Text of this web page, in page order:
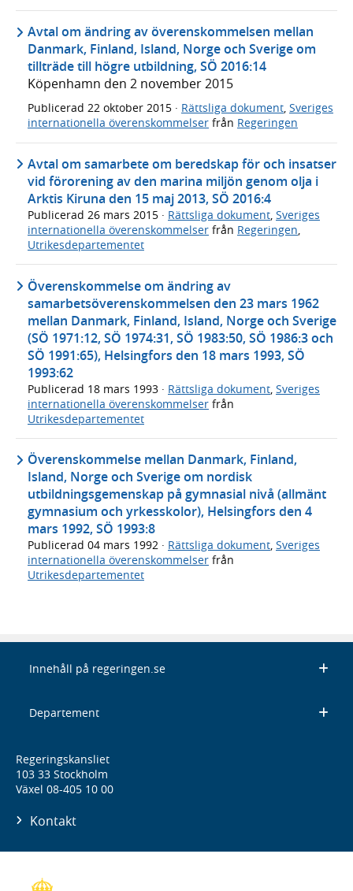
Avtal om ändring av överenskommelsen mellan
Danmark, Finland, Island, Norge och Sverige om
tillträde till högre utbildning, SÖ 2016:14
Köpenhamn den 2 november 2015
Publicerad 22 oktober 2015 · Rättsliga dokument, Sveriges
internationella överenskommelser från Regeringen
Avtal om samarbete om beredskap för och insatser
vid förorening av den marina miljön genom olja i
Arktis Kiruna den 15 maj 2013, SÖ 2016:4
Publicerad 26 mars 2015 · Rättsliga dokument, Sveriges
internationella överenskommelser från Regeringen,
Utrikesdepartementet
Överenskommelse om ändring av
samarbetsöverenskommelsen den 23 mars 1962
mellan Danmark, Finland, Island, Norge och Sverige
(SÖ 1971:12, SÖ 1974:31, SÖ 1983:50, SÖ 1986:3 och
SÖ 1991:65), Helsingfors den 18 mars 1993, SÖ
1993:62
Publicerad 18 mars 1993 · Rättsliga dokument Sveriges
internationella överenskommelser från
Utrikesdepartementet
Överenskommelse mellan Danmark, Finland,
Island, Norge och Sverige om nordisk
utbildningsgemenskap på gymnasial nivå (allmänt
gymnasium och yrkesskolor), Helsingfors den 4
mars 1992, SÖ 1993:8
Publicerad 04 mars 1992 · Rättsliga dokument, Sveriges
internationella överenskommelser från
Utrikesdepartementet
Innehåll på regeringen.se
Departement
Regeringskansliet
103 33 Stockholm
Växel 08-405 10 00
Kontakt